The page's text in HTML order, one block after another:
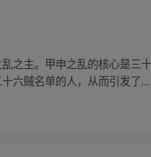
之主。甲申之乱的核心是
六贼名单的人，从而引发了...